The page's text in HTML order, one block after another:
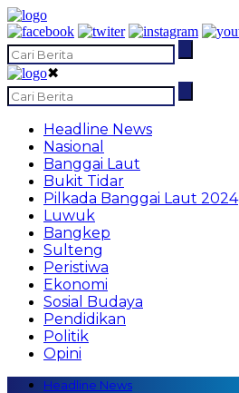
✖
Headline News
Nasional
Banggai Laut
Bukit Tidar
Pilkada Banggai Laut 2024
Luwuk
Bangkep
Sulteng
Peristiwa
Ekonomi
Sosial Budaya
Pendidikan
Politik
Opini
Headline News